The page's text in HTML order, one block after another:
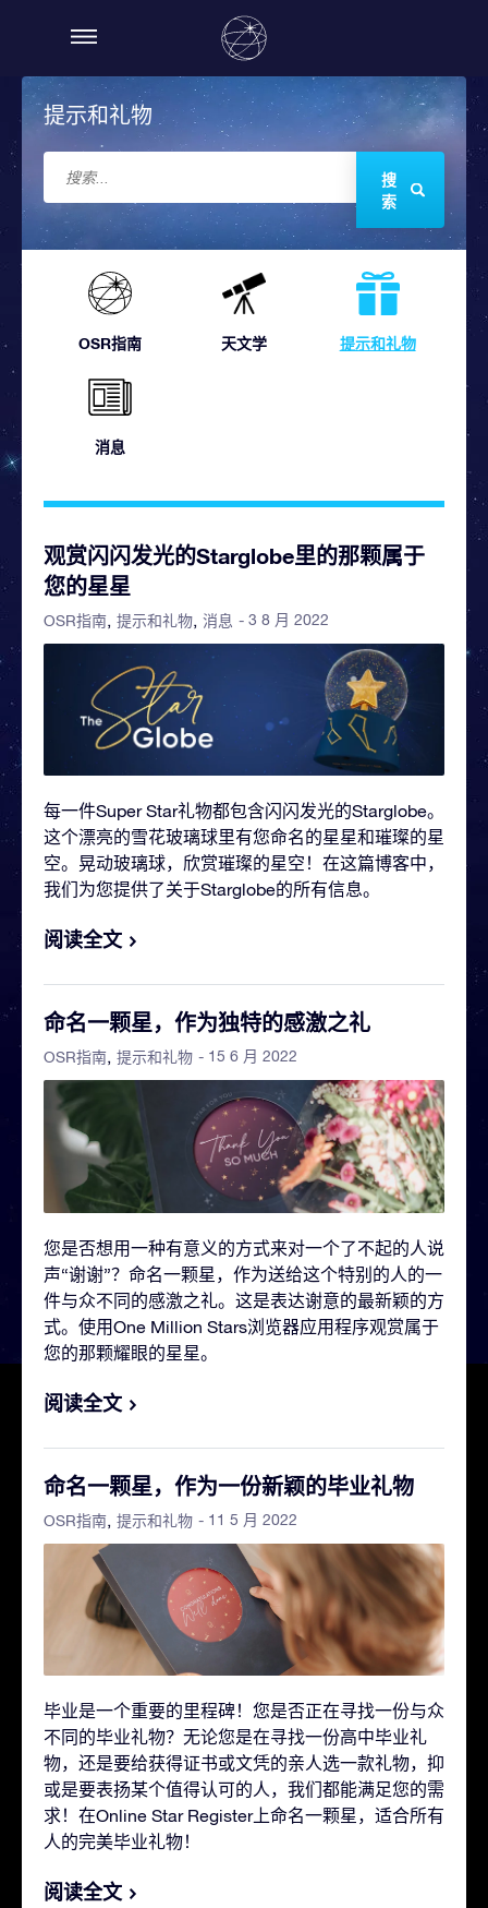
提示和礼物
搜
索
OSR指南 天文学 提示和礼物
消息
观赏闪闪发光的Starglobe里的那颗属于
您的星星
OSR指南 提示和礼物 消息 - 3 8 月 2022
每一件Super Star礼物都包含闪闪发光的Starglobe。
这个漂亮的雪花玻璃球里有您命名的星星和璀璨的星
空。晃动玻璃球，欣赏璀璨的星空！在这篇博客中，
我们为您提供了关于Starglobe的所有信息。
阅读全文
命名一颗星，作为独特的感激之礼
OSR指南 提示和礼物 - 15 6 月 2022
您是否想用一种有意义的方式来对一个了不起的人说
声“谢谢”？命名一颗星，作为送给这个特别的人的一
件与众不同的感激之礼。这是表达谢意的最新颖的方
式。使用One Million Stars浏览器应用程序观赏属于
您的那颗耀眼的星星。
阅读全文
命名一颗星，作为一份新颖的毕业礼物
OSR指南 提示和礼物 - 11 5 月 2022
毕业是一个重要的里程碑！您是否正在寻找一份与众
不同的毕业礼物？无论您是在寻找一份高中毕业礼
物，还是要给获得证书或文凭的亲人选一款礼物，抑
或是要表扬某个值得认可的人，我们都能满足您的需
求！在Online Star Register上命名一颗星，适合所有
人的完美毕业礼物！
阅读全文